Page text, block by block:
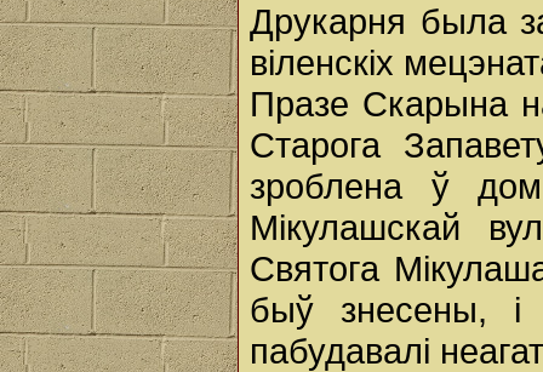
Друкарня была
віленскіх
Празе Скарына
Старога
зроблена ў
Мікулашскай
Святога
быў знесены,
пабудавалі